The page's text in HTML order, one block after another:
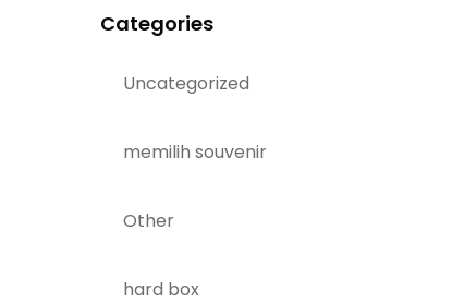
Categories
Uncategorized
memilih souvenir
Other
hard box